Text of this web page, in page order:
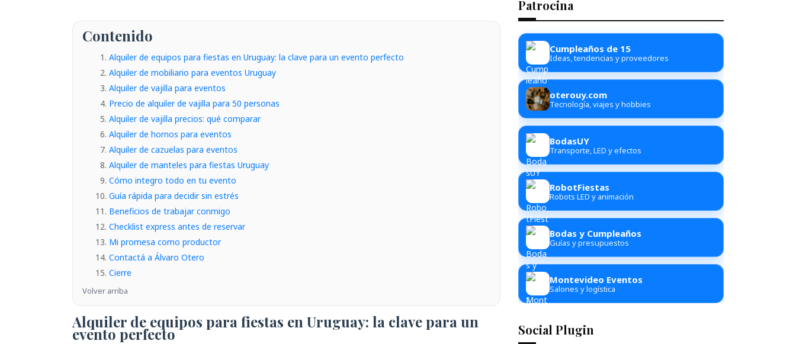
Contenido
Alquiler de equipos para fiestas en Uruguay: la clave para un evento perfecto
Alquiler de mobiliario para eventos Uruguay
Alquiler de vajilla para eventos
Precio de alquiler de vajilla para 50 personas
Alquiler de vajilla precios: qué comparar
Alquiler de hornos para eventos
Alquiler de cazuelas para eventos
Alquiler de manteles para fiestas Uruguay
Cómo integro todo en tu evento
Guía rápida para decidir sin estrés
Beneficios de trabajar conmigo
Checklist express antes de reservar
Mi promesa como productor
Contactá a Álvaro Otero
Cierre
Volver arriba
Alquiler de equipos para fiestas en Uruguay: la clave para un
evento perfecto
Patrocina
Cumpleaños de 15
Ideas, tendencias y proveedores
oterouy.com
Tecnología, viajes y hobbies
BodasUY
Transporte, LED y efectos
RobotFiestas
Robots LED y animación
Bodas y Cumpleaños
Guías y presupuestos
Montevideo Eventos
Salones y logística
Social Plugin